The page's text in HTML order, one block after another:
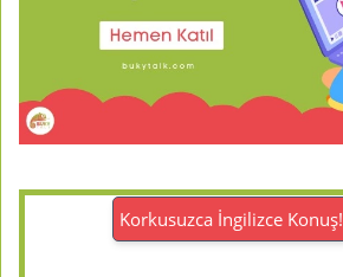
Korkusuzca İngilizce Konuş!